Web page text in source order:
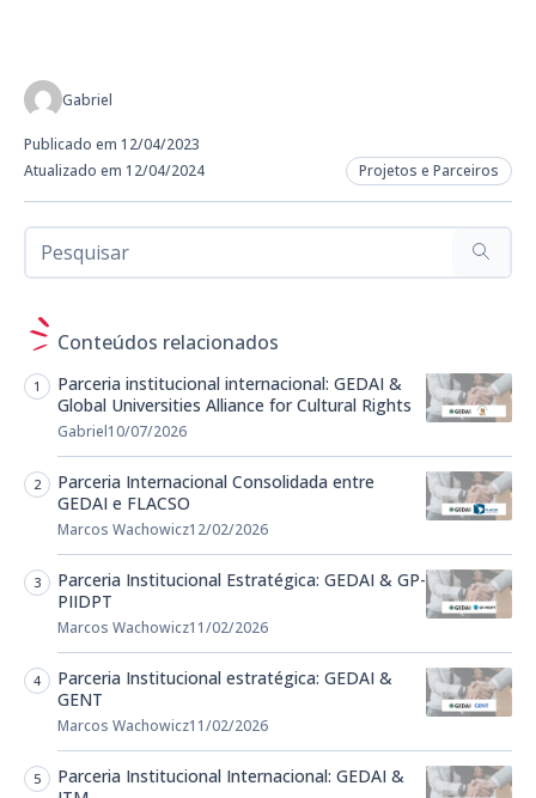
Gabriel
Publicado em 12/04/2023
Atualizado em 12/04/2024
Projetos e Parceiros
Conteúdos relacionados
Parceria institucional internacional: GEDAI &
Global Universities Alliance for Cultural Rights
Gabriel10/07/2026
Parceria Internacional Consolidada entre
GEDAI e FLACSO
Marcos Wachowicz12/02/2026
Parceria Institucional Estratégica: GEDAI & GP-
PIIDPT
Marcos Wachowicz11/02/2026
Parceria Institucional estratégica: GEDAI &
GENT
Marcos Wachowicz11/02/2026
Parceria Institucional Internacional: GEDAI &